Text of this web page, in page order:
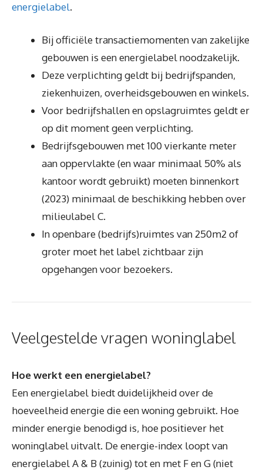
energielabel.
Bij officiële transactiemomenten van zakelijke
gebouwen is een energielabel noodzakelijk.
Deze verplichting geldt bij bedrijfspanden,
ziekenhuizen, overheidsgebouwen en winkels.
Voor bedrijfshallen en opslagruimtes geldt er
op dit moment geen verplichting.
Bedrijfsgebouwen met 100 vierkante meter
aan oppervlakte (en waar minimaal 50% als
kantoor wordt gebruikt) moeten binnenkort
(2023) minimaal de beschikking hebben over
milieulabel C.
In openbare (bedrijfs)ruimtes van 250m2 of
groter moet het label zichtbaar zijn
opgehangen voor bezoekers.
Veelgestelde vragen woninglabel
Hoe werkt een energielabel?
Een energielabel biedt duidelijkheid over de
hoeveelheid energie die een woning gebruikt. Hoe
minder energie benodigd is, hoe positiever het
woninglabel uitvalt. De energie-index loopt van
energielabel A & B (zuinig) tot en met F en G (niet